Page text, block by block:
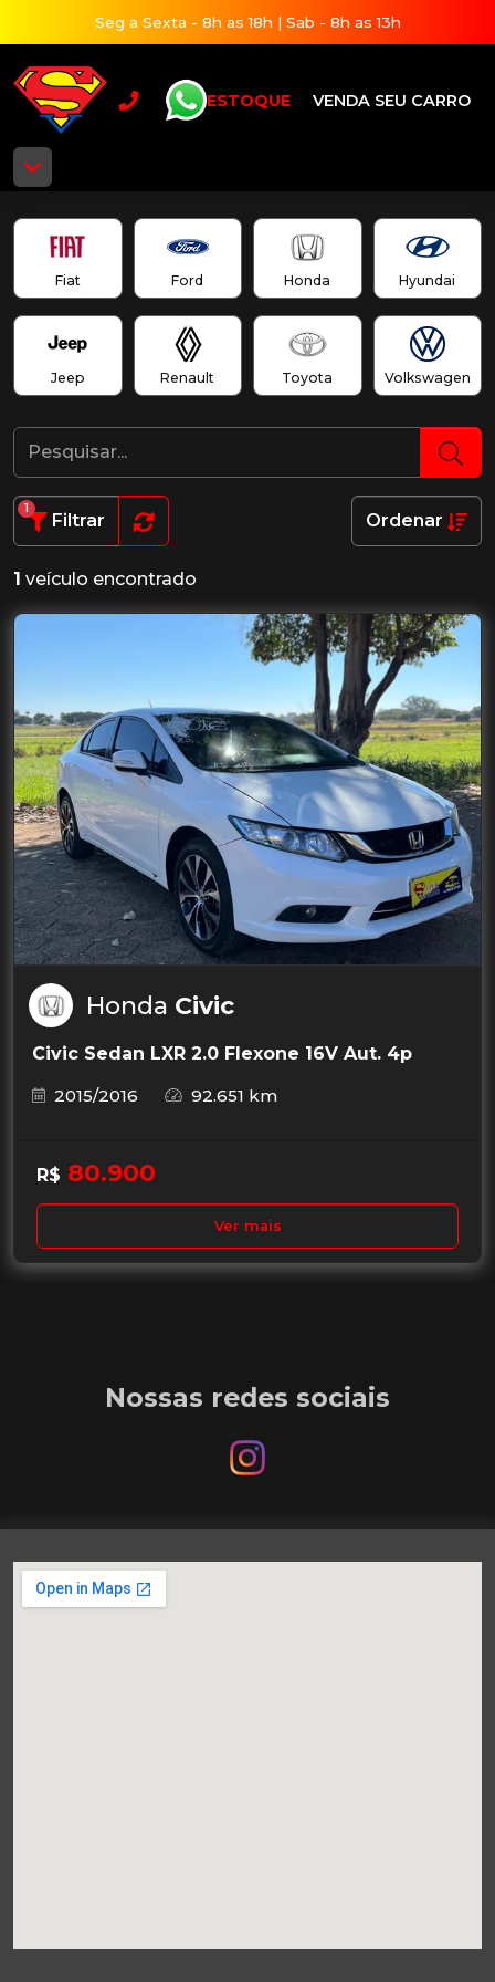
Seg a Sexta - 8h as 18h | Sab - 8h as 13h
ESTOQUE VENDA SEU CARRO
Fiat Ford Honda Hyundai
Jeep Renault Toyota Volkswagen
Filtrar
1
Ordenar
1 veículo encontrado
Honda Civic
Civic Sedan LXR 2.0 Flexone 16V Aut. 4p
2015/2016
92.651 km
R$ 80.900
Ver mais
Nossas redes sociais